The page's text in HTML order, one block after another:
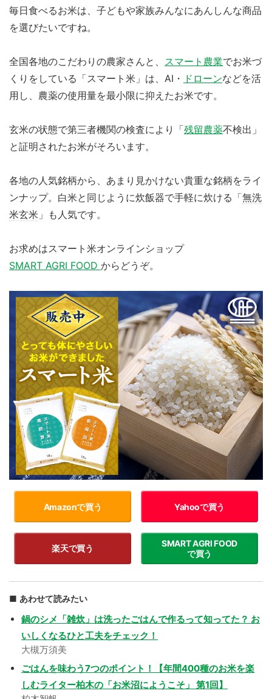
毎日食べるお米は、子どもや家族みんなにあんしんな商品
を選びたいですね。
全国各地のこだわりの農家さんと、 スマート農業でお米づ
くりをしている「スマート米」は、AI・ ドローンなどを活
用し、農薬の使用量を最小限に抑えたお米です。
玄米の状態で第三者機関の検査により「残留農薬不検出」
と証明されたお米がそろいます。
各地の人気銘柄から、あまり見かけない貴重な銘柄をライ
ンナップ。白米と同じように炊飯器で手軽に炊ける「無洗
米玄米 」も人気です。
お求めはスマート米オンラインショップ
SMART AGRI FOOD からどうぞ。
Amazonで買う Yahooで買う
楽天で買う
SMART AGRI FOOD
で買う
あわせて読みたい
鍋のシメ「雑炊」は洗ったごはんで作るって知ってた？ お
いしくなるひと工夫をチェック！
大槻万須美
ごはんを味わう7つのポイント！【年間400種のお米を楽
しむライター柏木の「お米沼にようこそ」 第1回】